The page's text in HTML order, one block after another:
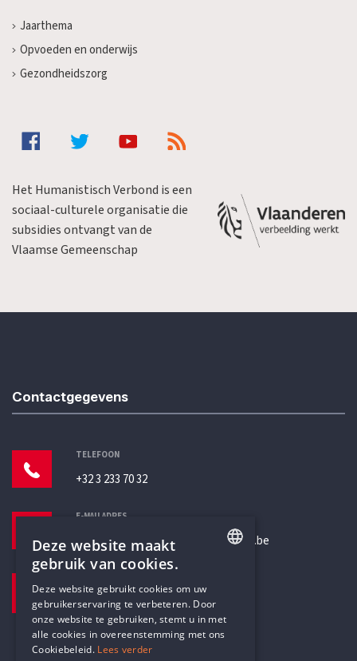
Jaarthema
Opvoeden en onderwijs
Gezondheidszorg
Het Humanistisch Verbond is een
sociaal-culturele organisatie die
subsidies ontvangt van de
Vlaamse Gemeenschap
Contactgegevens
TELEFOON
+32 3 233 70 32
E-MAILADRES
secretariaat@humanistischverbond.be
Pottenbrug 4
Antwerpen, 2000
DUTCH
Deze website maakt
gebruik van cookies.
Deze website gebruikt cookies om uw
gebruikerservaring te verbeteren. Door
onze website te gebruiken, stemt u in met
alle cookies in overeenstemming met ons
Cookiebeleid. Lees verder